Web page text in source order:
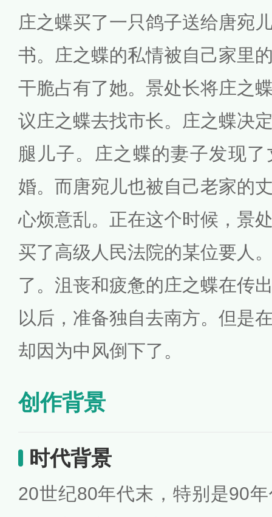
庄之蝶买了一只鸽子送给唐宛
书。庄之蝶的私情被自己家里
干脆占有了她。景处长将庄之
议庄之蝶去找市长。庄之蝶决
腿儿子。庄之蝶的妻子发现
婚。而唐宛儿也被自己老家的
心烦意乱。正在这个时候，景
买了高级人民法院的某位要人
了。沮丧和疲惫的庄之蝶在传
以后，准备独自去南方。但是
却因为中风倒下了。
创作背景
时代背景
20世纪80年代末，特别是90